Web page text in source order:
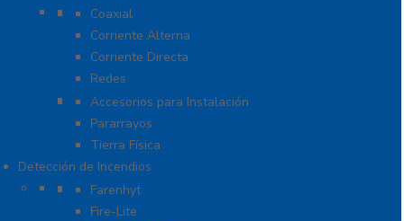
Protección contra Descargas
Coaxial
Corriente Alterna
Corriente Directa
Redes
Tierra Física y Pararrayos
Accesorios para Instalación
Pararrayos
Tierra Física
Detección de Incendios
Accesorios y Dispositivos Direccionables
Farenhyt
Fire-Lite